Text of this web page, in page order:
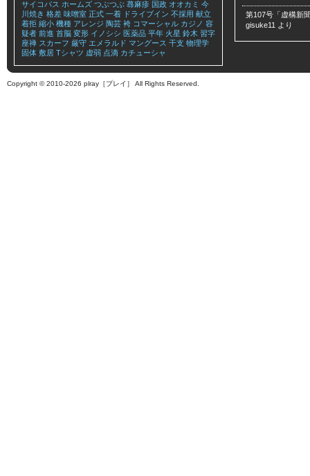
サイコパス ホームズ つぶつぶ 蕁麻疹 国政 オオカミ 今
川焼き 格差 味噌室 正式 一着 ドライブイン 不採用 献立
着拒 縮小 機種 アレンジ 陶芸 袴 コマーシャル カジノ 容
疑者 前進 首脳 変形 イノシシ 医薬品 平年 火星 鈴木 習字
座禅 スカーフ 厳守 エメラルド マングース 干支 物理学
固体 敷居 Tシャツ 虚弱 点滴 カチューシャ
第107号「虚構新
gisuke11 より
Copyright © 2010-2026 plray［プレイ］ All Rights Reserved.